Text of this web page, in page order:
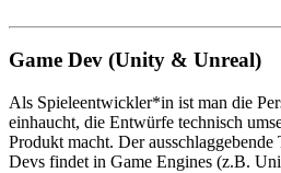
Game Dev (Unity & Unreal)
Als Spieleentwickler*in ist man die
einhaucht, die Entwürfe technisch
Produkt macht. Der
Devs findet in Game Engines (z.B.